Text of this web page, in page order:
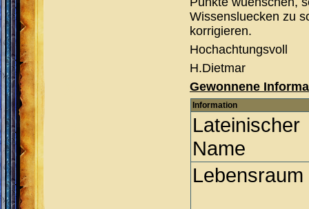
Wissensluecken zu
korrigieren.
Hochachtungsvoll
H.Dietmar
Gewonnene
Information
Lateinischer
Name
Lebensraum